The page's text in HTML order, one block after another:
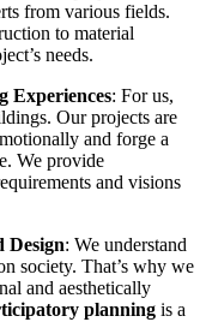
from various fields.
to material
needs.
Experiences: For us,
Our projects are
and forge a
We provide
and visions
Design: We understand
society. That’s why we
and aesthetically
planning is a